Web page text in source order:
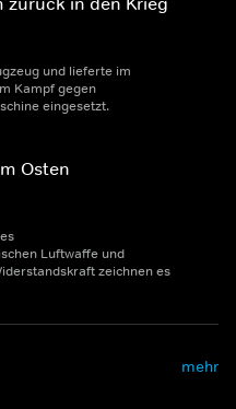
und lieferte im
Kampf gegen
eingesetzt.
Osten
Luftwaffe und
zeichnen es
mehr